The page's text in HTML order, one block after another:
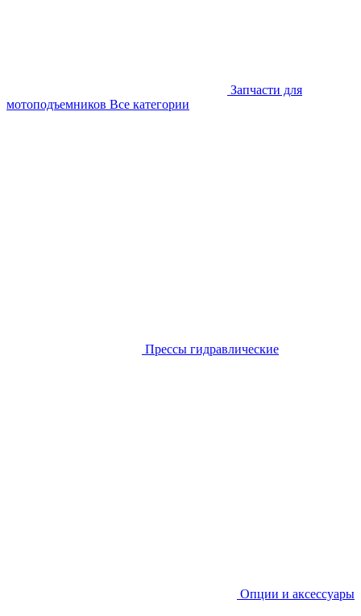
Запчасти для
мотоподъемников Все категории
Прессы гидравлические
Опции и аксессуары